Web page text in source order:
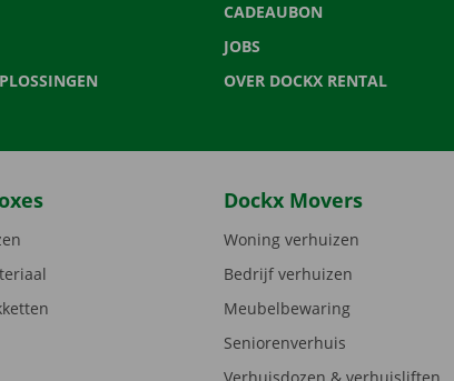
CADEAUBON
JOBS
OVER DOCKX RENTAL
Dockx Movers
Woning verhuizen
Bedrijf verhuizen
Meubelbewaring
Seniorenverhuis